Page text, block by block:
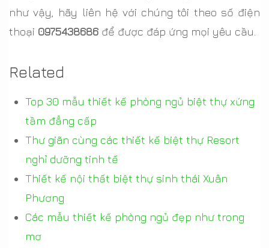
như vậy, hãy liên hệ với chúng tôi theo số điện
thoại 0975438686 để được đáp ứng mọi yêu cầu.
Related
Top 30 mẫu thiết kế phòng ngủ biệt thự xứng
tầm đẳng cấp
Thư giãn cùng các thiết kế biệt thự Resort
nghỉ dưỡng tinh tế
Thiết kế nội thất biệt thự sinh thái Xuân
Phương
Các mẫu thiết kế phòng ngủ đẹp như trong
mơ